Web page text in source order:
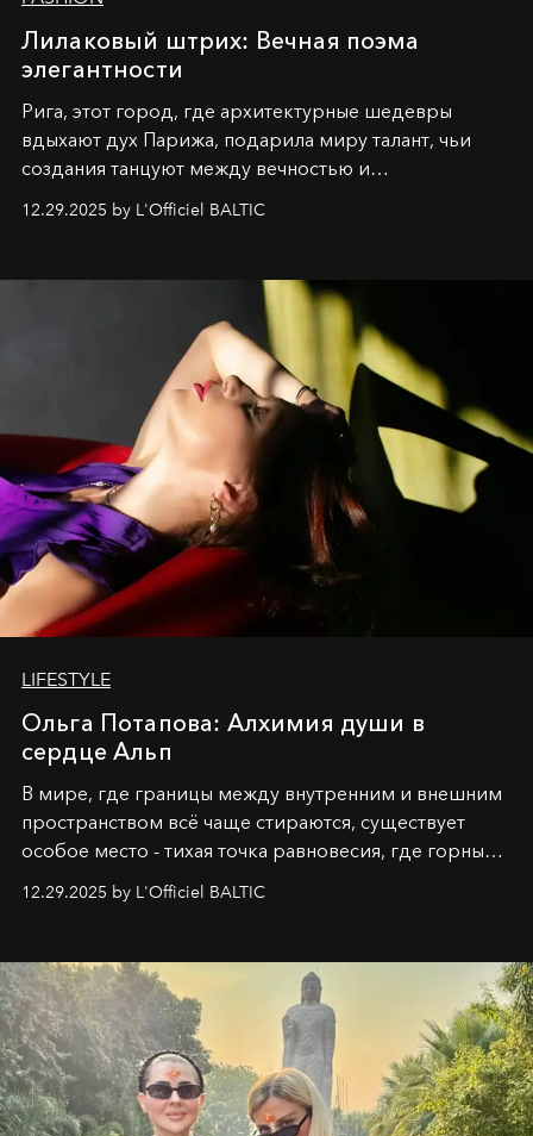
Лилаковый штрих: Вечная поэма
элегантности
Рига, этот город, где архитектурные шедевры
вдыхают дух Парижа, подарила миру талант, чьи
создания танцуют между вечностью и
современностью.
12.29.2025 by L'Officiel BALTIC
LIFESTYLE
Ольга Потапова: Алхимия души в
сердце Альп
В мире, где границы между внутренним и внешним
пространством всё чаще стираются, существует
особое место - тихая точка равновесия, где горные
вершины Швейцарии встречаются с бездонными
глубинами человеческой души. Здесь, на стыке
Ольга Потапова - женщина, чей путь от поиска
истины превратился в искусство превращения
человеческих кризисов в возможности для
возрождения.
12.29.2025 by L'Officiel BALTIC